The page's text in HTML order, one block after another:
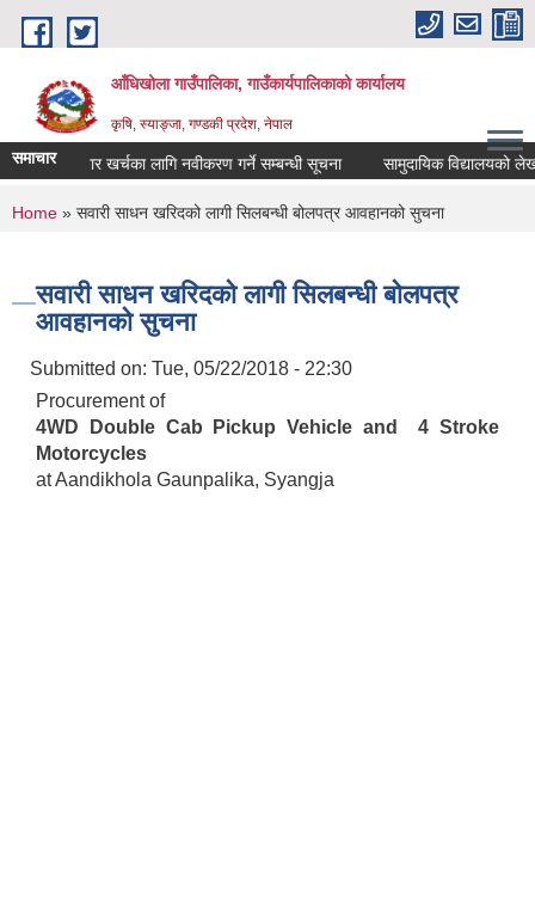
Skip to main content
आँधिखोला गाउँपालिका, गाउँकार्यपालिकाको कार्यालय
कृषि, स्याङ्जा, गण्डकी प्रदेश, नेपाल
समाचारउपचार खर्चका लागि नवीकरण गर्ने सम्बन्धी सूचना सामुदायिक विद्यालयको
You are here
Home » सवारी साधन खरिदको लागी सिलबन्धी बोलपत्र आवहानको सुचना
सवारी साधन खरिदको लागी सिलबन्धी बोलपत्र
आवहानको सुचना
Submitted on: Tue, 05/22/2018 - 22:30
Procurement of
4WD Double Cab Pickup Vehicle and 4 Stroke
Motorcycles
at Aandikhola Gaunpalika, Syangja